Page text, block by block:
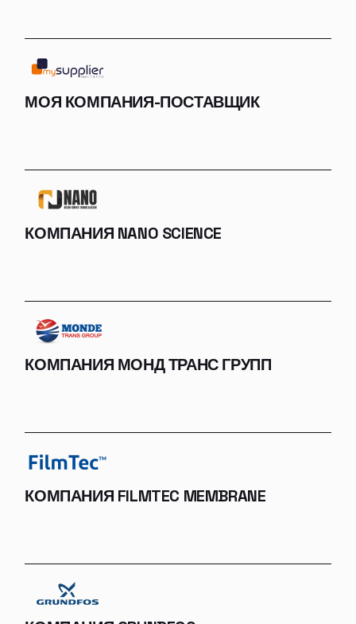
МОЯ КОМПАНИЯ-ПОСТАВЩИК
КОМПАНИЯ NANO SCIENCE
КОМПАНИЯ МОНД ТРАНС ГРУПП
КОМПАНИЯ FILMTEC MEMBRANE